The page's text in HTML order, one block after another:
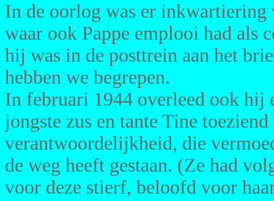
In de oorlog was er inkwartiering
waar ook Pappe emplooi had als
hij was in de posttrein aan het
hebben we begrepen.
In februari 1944 overleed ook hij
jongste zus en tante Tine
verantwoordelijkheid, die
de weg heeft gestaan. (Ze had
voor deze stierf, beloofd voor